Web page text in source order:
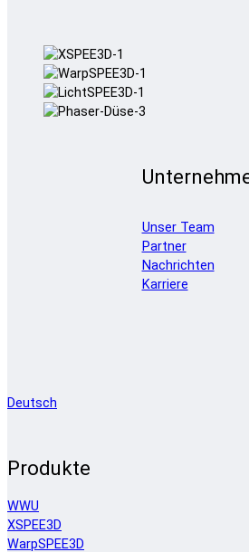
Unser Team
Partner
Nachrichten
Karriere
Deutsch
Produkte
WWU
XSPEE3D
WarpSPEE3D